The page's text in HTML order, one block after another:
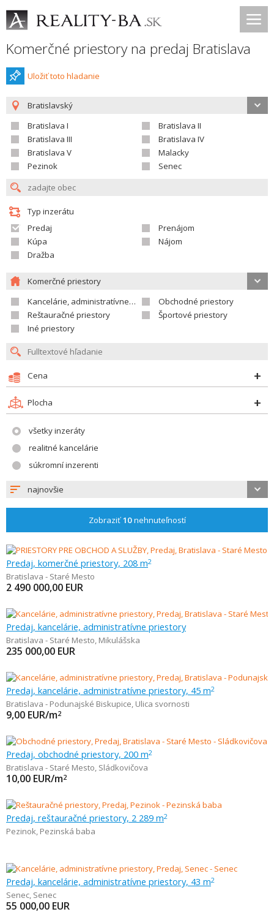
Komerčné priestory na predaj Bratislava
Uložiť toto hladanie
Bratislavský
Bratislava I
Bratislava II
Bratislava III
Bratislava IV
Bratislava V
Malacky
Pezinok
Senec
Typ inzerátu
Predaj
Prenájom
Kúpa
Nájom
Dražba
Komerčné priestory
Kancelárie, administratívne priestory
Obchodné priestory
Reštauračné priestory
Športové priestory
Iné priestory
Cena
Plocha
všetky inzeráty
realitné kancelárie
súkromní inzerenti
najnovšie
Zobraziť10nehnuteľností
Predaj, komerčné priestory, 208 m2
Bratislava - Staré Mesto
2 490 000,00 EUR
Predaj, kancelárie, administratívne priestory
Bratislava - Staré Mesto, Mikulášska
235 000,00 EUR
Predaj, kancelárie, administratívne priestory, 45 m2
Bratislava - Podunajské Biskupice, Ulica svornosti
9,00 EUR/m2
Predaj, obchodné priestory, 200 m2
Bratislava - Staré Mesto, Sládkovičova
10,00 EUR/m2
Predaj, reštauračné priestory, 2 289 m2
Pezinok, Pezinská baba
Predaj, kancelárie, administratívne priestory, 43 m2
Senec, Senec
55 000,00 EUR